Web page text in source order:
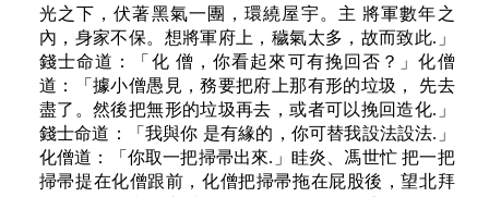
光之下，伏著黑氣一團，環繞屋宇。主 將軍數年之
內，身家不保。想將軍府上，穢氣太多，故而致此.」
錢士命道：「化 僧，你看起來可有挽回否？」化僧
道：「據小僧愚見，務要把府上那有形的垃圾， 先去
盡了。然後把無形的垃圾再去，或者可以挽回造化.」
錢士命道：「我與你 是有緣的，你可替我設法設法.」
化僧道：「你取一把掃帚出來.」眭炎、馮世忙 把一把
掃帚提在化僧跟前，化僧把掃帚拖在屁股後，望北拜